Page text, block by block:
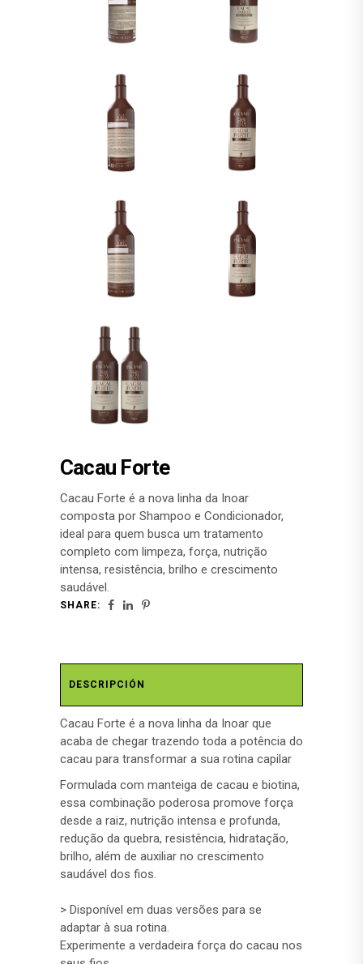
Cacau Forte
Cacau Forte é a nova linha da Inoar
composta por Shampoo e Condicionador,
ideal para quem busca um tratamento
completo com limpeza, força, nutrição
intensa, resistência, brilho e crescimento
saudável.
SHARE:
DESCRIPCIÓN
Cacau Forte é a nova linha da Inoar que
acaba de chegar trazendo toda a potência do
cacau para transformar a sua rotina capilar
Formulada com manteiga de cacau e biotina,
essa combinação poderosa promove força
desde a raiz, nutrição intensa e profunda,
redução da quebra, resistência, hidratação,
brilho, além de auxiliar no crescimento
saudável dos fios.
> Disponível em duas versões para se
adaptar à sua rotina.
Experimente a verdadeira força do cacau nos